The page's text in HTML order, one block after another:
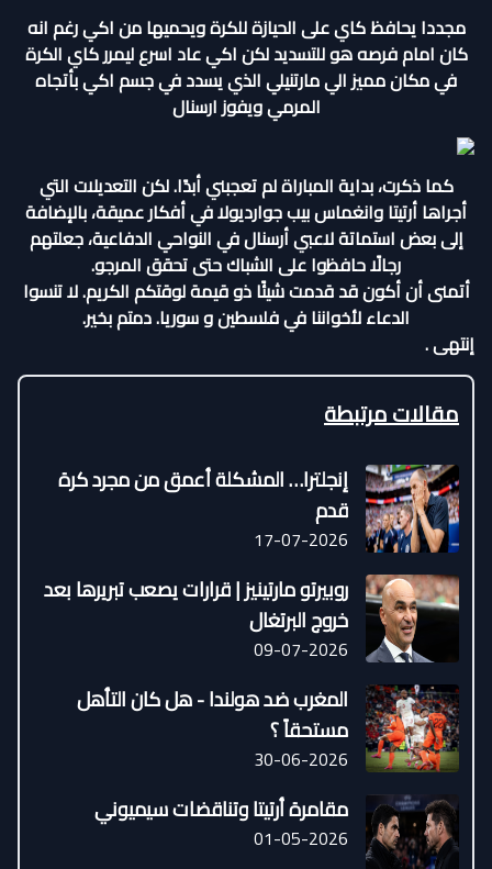
مجددا يحافظ كاي على الحيازة للكرة ويحميها من اكي رغم انه
كان امام فرصه هو للتسديد لكن اكي عاد اسرع ليمرر كاي الكرة
في مكان مميز الي مارتنيلي الذي يسدد في جسم اكي بأتجاه
المرمي ويفوز ارسنال
كما ذكرت، بداية المباراة لم تعجبني أبدًا. لكن التعديلات التي
أجراها أرتيتا وانغماس بيب جوارديولا في أفكار عميقة، بالإضافة
إلى بعض استماتة لاعبي أرسنال في النواحي الدفاعية، جعلتهم
رجالًا حافظوا على الشباك حتى تحقق المرجو.
أتمنى أن أكون قد قدمت شيئًا ذو قيمة لوقتكم الكريم. لا تنسوا
الدعاء لأخواننا في فلسطين و سوريا. دمتم بخير.
إنتهى .
مقالات مرتبطة
إنجلترا… المشكلة أعمق من مجرد كرة
قدم
17-07-2026
روبيرتو مارتينيز | قرارات يصعب تبريرها بعد
خروج البرتغال
09-07-2026
المغرب ضد هولندا - هل كان التأهل
مستحقاً ؟
30-06-2026
مقامرة أرتيتا وتناقضات سيميوني
01-05-2026